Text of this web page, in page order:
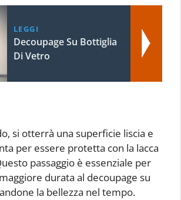
LEGGI
Decoupage Su Bottiglia
Di Vetro
si otterrà una superficie liscia e
per essere protetta con la lacca
passaggio è essenziale per
durata al decoupage su
la bellezza nel tempo.